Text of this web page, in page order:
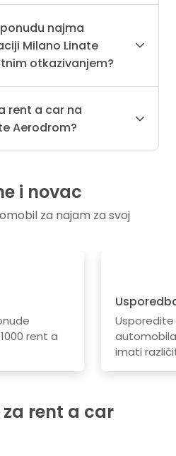
najma
Milano Linate
otkazivanjem?
rent a car na
Aerodrom?
i novac
za najam za svoj
rent a
imati
rent a car